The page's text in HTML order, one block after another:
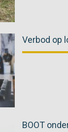
Verbod op
BOOT